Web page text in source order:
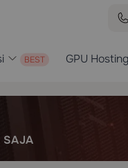
GPU Hosting
SAJA